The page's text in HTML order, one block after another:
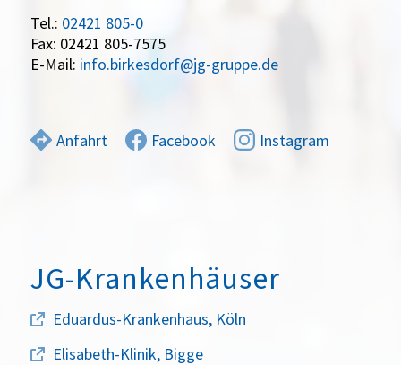
Tel.: 02421 805-0
Fax: 02421 805-7575
E-Mail: info.birkesdorf@jg-gruppe.de
Anfahrt Facebook Instagram
JG-Krankenhäuser
Eduardus-Krankenhaus, Köln
Elisabeth-Klinik, Bigge